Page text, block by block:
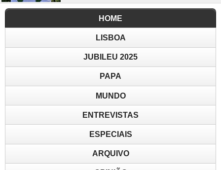
HOME
LISBOA
JUBILEU 2025
PAPA
MUNDO
ENTREVISTAS
ESPECIAIS
ARQUIVO